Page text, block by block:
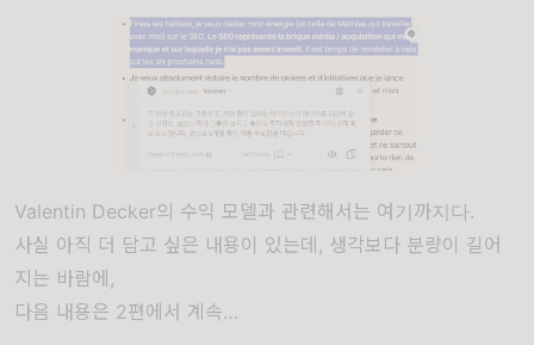
Valentin Decker의 수익 모델과 관련해서는 여기까지다.
사실 아직 더 담고 싶은 내용이 있는데, 생각보다 분량이 길어
지는 바람에,
다음 내용은 2편에서 계속…